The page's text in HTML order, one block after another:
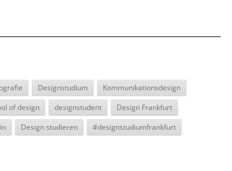
Designstudium
Kommunikationsdesign
of design
designstudent
Design Frankfurt
Design studieren #designstudiumfrankfurt